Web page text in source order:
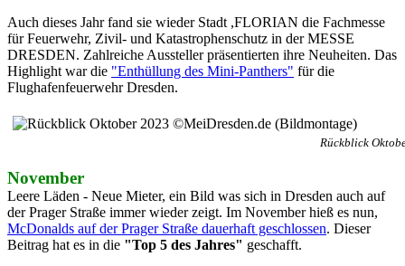
Auch dieses Jahr fand sie wieder Stadt ,FLORIAN die Fachmesse
für Feuerwehr, Zivil- und Katastrophenschutz in der MESSE
DRESDEN. Zahlreiche Aussteller präsentierten ihre Neuheiten. Das
Highlight war die "Enthüllung des Mini-Panthers" für die
Flughafenfeuerwehr Dresden.
Rückblick
November
Leere Läden - Neue Mieter, ein Bild was sich in Dresden auch auf
der Prager Straße immer wieder zeigt. Im November hieß es nun,
McDonalds auf der Prager Straße dauerhaft geschlossen. Dieser
Beitrag hat es in die "Top 5 des Jahres" geschafft.